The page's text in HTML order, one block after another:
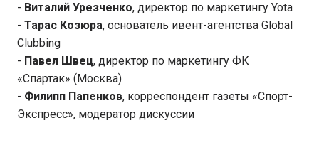
- Виталий Урезченко, директор по маркетингу Yota
- Тарас Козюра, основатель ивент-агентства Global
Clubbing
- Павел Швец, директор по маркетингу ФК
«Спартак» (Москва)
- Филипп Папенков, корреспондент газеты «Спорт-
Экспресс», модератор дискуссии